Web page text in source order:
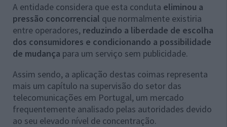
A entidade considera que esta conduta eliminou a
pressão concorrencial que normalmente existiria
entre operadores, reduzindo a liberdade de escolha
dos consumidores e condicionando a possibilidade
de mudança para um serviço sem publicidade.
Assim sendo, a aplicação destas coimas representa
mais um capítulo na supervisão do setor das
telecomunicações em Portugal, um mercado
frequentemente analisado pelas autoridades devido
ao seu elevado nível de concentração.